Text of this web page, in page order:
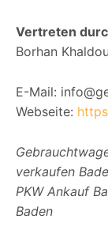
Vertreten
Borhan
E-Mail:
Webseite:
verkaufen
PKW Ankauf
Baden